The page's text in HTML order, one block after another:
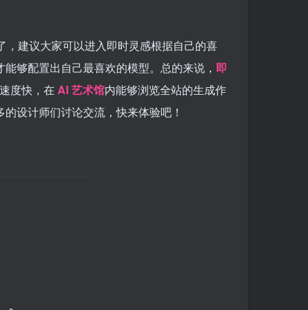
，建议大家可以进入即时灵感根据自己的喜
够配置出自己最喜欢的模型。总的来说， 即
度快，在 AI 艺术馆内能够浏览全站的生成作
设计师们讨论交流，快来体验吧！